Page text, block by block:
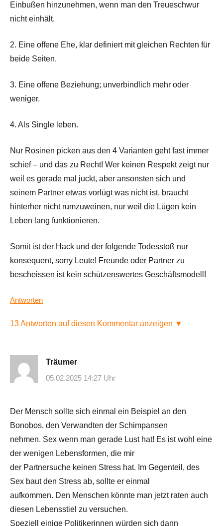
Einbußen hinzunehmen, wenn man den Treueschwur
nicht einhält.
2. Eine offene Ehe, klar definiert mit gleichen Rechten für
beide Seiten.
3. Eine offene Beziehung; unverbindlich mehr oder
weniger.
4. Als Single leben.
Nur Rosinen picken aus den 4 Varianten geht fast immer
schief – und das zu Recht! Wer keinen Respekt zeigt nur
weil es gerade mal juckt, aber ansonsten sich und
seinem Partner etwas vorlügt was nicht ist, braucht
hinterher nicht rumzuweinen, nur weil die Lügen kein
Leben lang funktionieren.
Somit ist der Hack und der folgende Todesstoß nur
konsequent, sorry Leute! Freunde oder Partner zu
bescheissen ist kein schützenswertes Geschäftsmodell!
Antworten
13 Antworten auf diesen Kommentar anzeigen ▼
Träumer
05.02.2025 14:27 Uhr
Der Mensch sollte sich einmal ein Beispiel an den
Bonobos, den Verwandten der Schimpansen
nehmen. Sex wenn man gerade Lust hat! Es ist wohl eine
der wenigen Lebensformen, die mir
der Partnersuche keinen Stress hat. Im Gegenteil, des
Sex baut den Stress ab, sollte er einmal
aufkommen. Den Menschen könnte man jetzt raten auch
diesen Lebensstiel zu versuchen.
Speziell einige Politikerinnen würden sich dann